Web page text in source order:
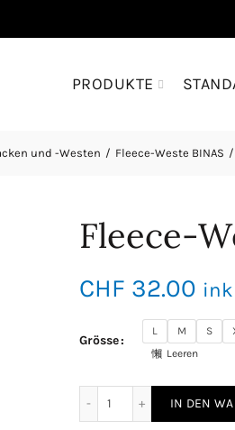
PRODUKTE
und -Westen Fleece-Weste BINAS
Fleece-
CHF 32.00
Grösse
L M S
Leeren
IN DEN